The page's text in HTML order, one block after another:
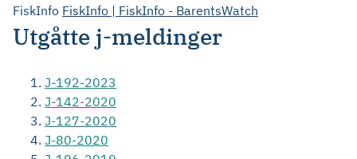
FiskInfo FiskInfo | FiskInfo - BarentsWatch
Utgåtte j-meldinger
J-192-2023
J-142-2020
J-127-2020
J-80-2020